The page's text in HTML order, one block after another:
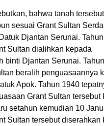
bahwa tanah
sesuai Grant Sultan
Djantan Serunai.
Sultan dialihkan kepada
binti Djantan Serunai.
beralih penguasaannya
Apok. Tahun 1940
Grant Sultan tersebut
setahun kemudian 10
Sultan tersebut diserahkan